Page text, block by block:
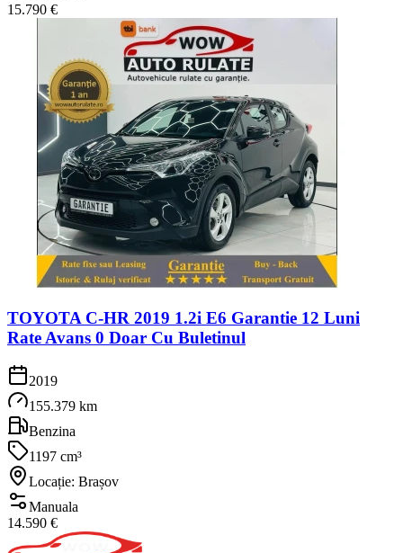
15.790 €
TOYOTA C-HR 2019 1.2i E6 Garantie 12 Luni
Rate Avans 0 Doar Cu Buletinul
2019
155.379 km
Benzina
1197 cm³
Locație: Brașov
Manuala
14.590 €